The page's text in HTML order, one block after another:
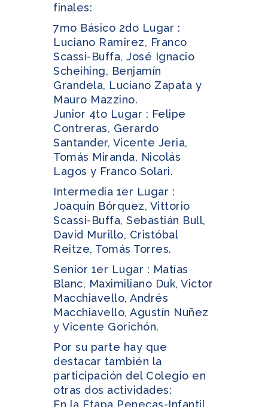
finales:
7mo Básico 2do Lugar :
Luciano Ramirez, Franco
Scassi-Buffa, José Ignacio
Scheihing, Benjamín
Grandela, Luciano Zapata y
Mauro Mazzino.
Junior 4to Lugar : Felipe
Contreras, Gerardo
Santander, Vicente Jeria,
Tomás Miranda, Nicolás
Lagos y Franco Solari.
Intermedia 1er Lugar :
Joaquín Bórquez, Vittorio
Scassi-Buffa, Sebastián Bull,
David Murillo, Cristóbal
Reitze, Tomás Torres.
Senior 1er Lugar : Matías
Blanc, Maximiliano Duk, Victor
Macchiavello, Andrés
Macchiavello, Agustín Nuñez
y Vicente Gorichón.
Por su parte hay que
destacar también la
participación del Colegio en
otras dos actividades:
En la Etapa Penecas-Infantil